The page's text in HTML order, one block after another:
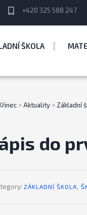
+420 325 588 247
ŠKOLA
>Aktuality > Základní
do
ZÁKLADNÍ ŠKOLA